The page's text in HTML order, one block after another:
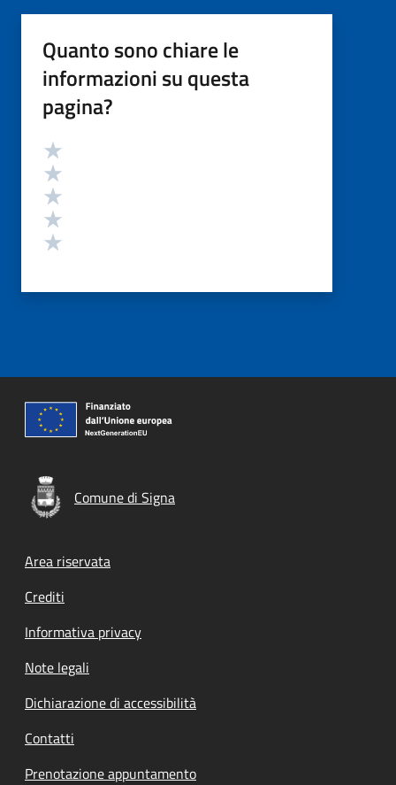
Quanto sono chiare le
informazioni su questa
pagina?
Valutazione
Comune di Signa
Footer menu
Area riservata
Crediti
Informativa privacy
Note legali
Dichiarazione di accessibilità
Contatti
Prenotazione appuntamento